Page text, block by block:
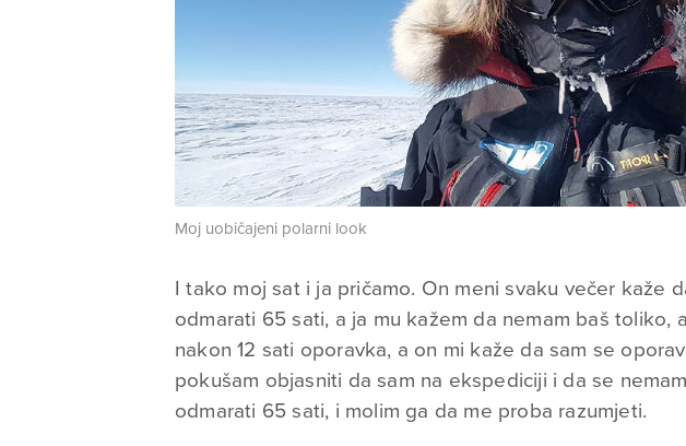
Moj uobičajeni polarni look
I tako moj sat i ja pričamo. On meni svaku večer kaže
odmarati 65 sati, a ja mu kažem da nemam baš toliko,
nakon 12 sati oporavka, a on mi kaže da sam se
pokušam objasniti da sam na ekspediciji i da se
odmarati 65 sati, i molim ga da me proba razumjeti.